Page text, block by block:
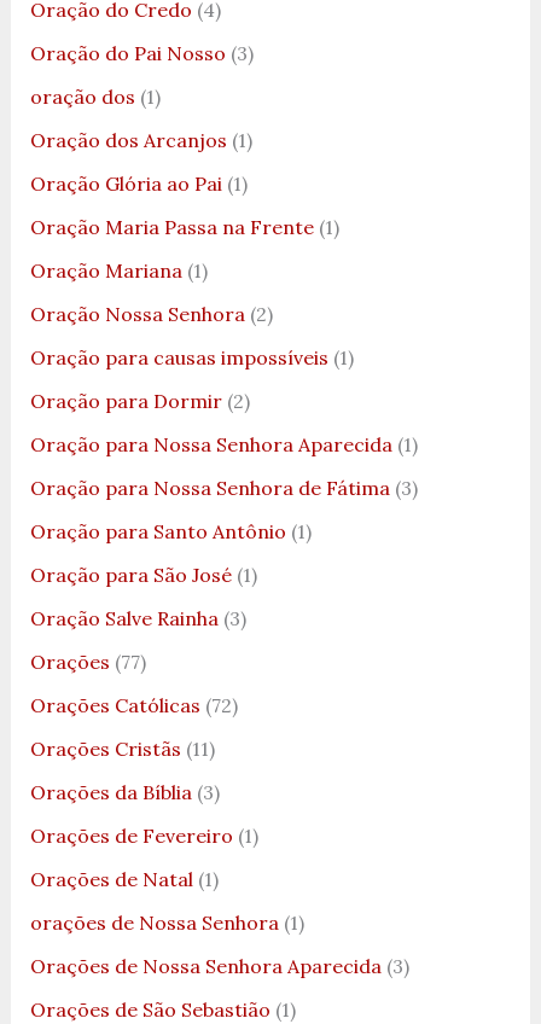
Oração do Credo (4)
Oração do Pai Nosso (3)
oração dos (1)
Oração dos Arcanjos (1)
Oração Glória ao Pai(1)
Oração Maria Passa na Frente(1)
Oração Mariana(1)
Oração Nossa Senhora(2)
Oração para causas impossíveis (1)
Oração para Dormir(2)
Oração para Nossa Senhora Aparecida(1)
Oração para Nossa Senhora de Fátima(3)
Oração para Santo Antônio (1)
Oração para São José(1)
Oração Salve Rainha(3)
Orações (77)
Orações Católicas (72)
Orações Cristãs (11)
Orações da Bíblia(3)
Orações de Fevereiro (1)
Orações de Natal(1)
orações de Nossa Senhora(1)
Orações de Nossa Senhora Aparecida(3)
Orações de São Sebastião (1)